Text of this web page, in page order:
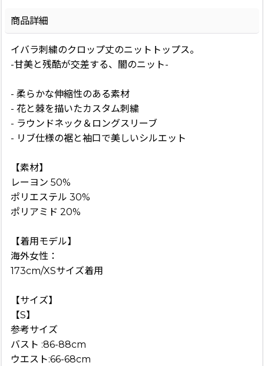
商品詳細
イバラ刺繍のクロップ丈のニットトップス。
-甘美と残酷が交差する、闇のニット-
- 柔らかな伸縮性のある素材
- 花と棘を描いたカスタム刺繍
- ラウンドネック＆ロングスリーブ
- リブ仕様の裾と袖口で美しいシルエット
【素材】
レーヨン 50%
ポリエステル 30%
ポリアミド 20%
【着用モデル】
海外女性：
173cm/XSサイズ着用
【サイズ】
【S】
参考サイズ
バスト :86-88cm
ウエスト:66-68cm